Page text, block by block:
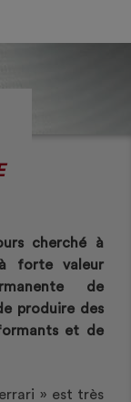
cherché à
forte valeur
de
produire des
et de
» est très